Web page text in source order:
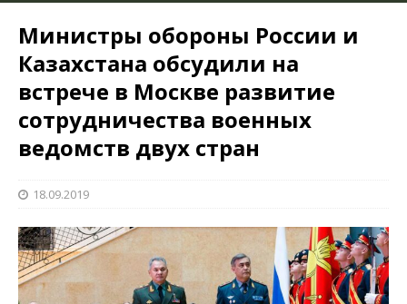
Министры обороны России и
Казахстана обсудили на
встрече в Москве развитие
сотрудничества военных
ведомств двух стран
18.09.2019